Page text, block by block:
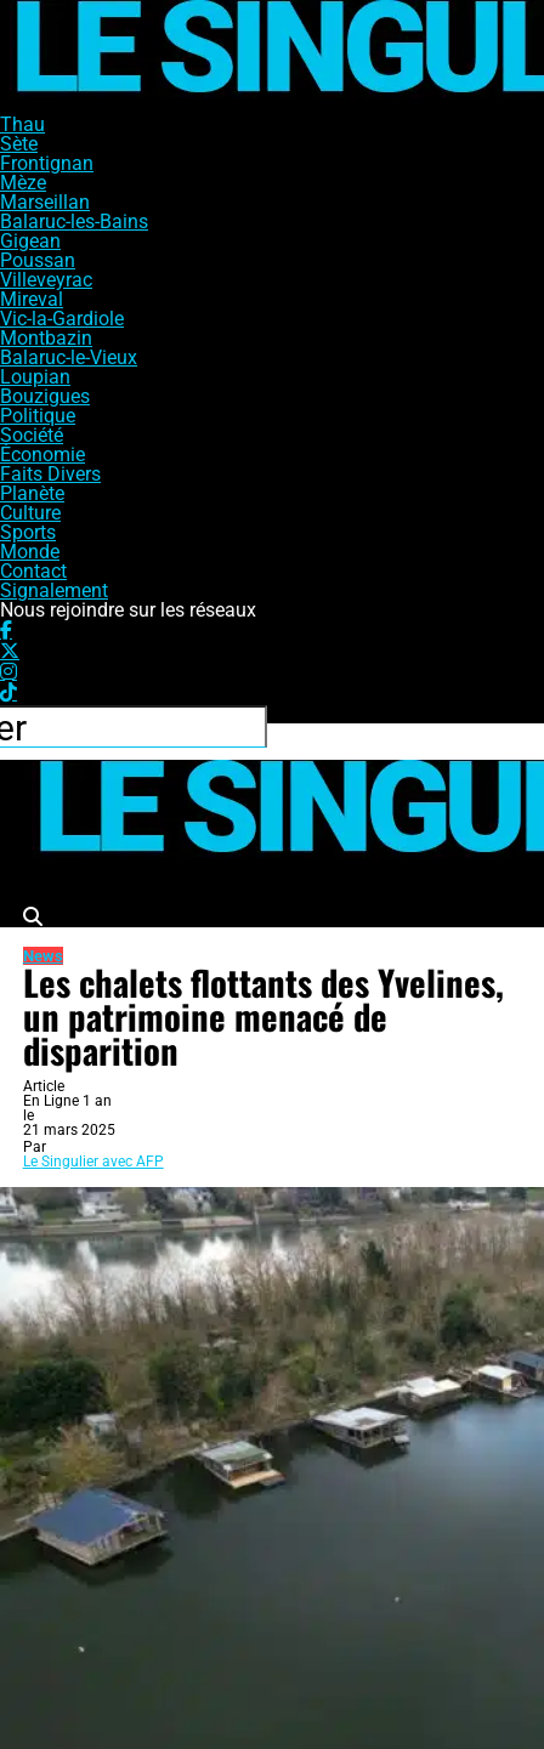
Thau
Sète
Frontignan
Mèze
Marseillan
Balaruc-les-Bains
Gigean
Poussan
Villeveyrac
Mireval
Vic-la-Gardiole
Montbazin
Balaruc-le-Vieux
Loupian
Bouzigues
Politique
Société
Économie
Faits Divers
Planète
Culture
Sports
Monde
Contact
Signalement
Nous rejoindre sur les réseaux
News
Les chalets flottants des Yvelines,
un patrimoine menacé de
disparition
Article
En Ligne 1 an
le
21 mars 2025
Par
Le Singulier avec AFP